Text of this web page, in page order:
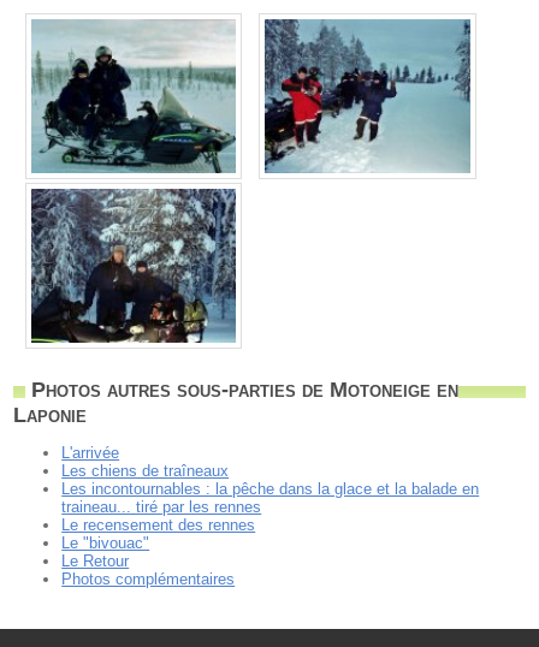
Photos autres sous-parties de Motoneige en
Laponie
L'arrivée
Les chiens de traîneaux
Les incontournables : la pêche dans la glace et la balade en
traineau... tiré par les rennes
Le recensement des rennes
Le "bivouac"
Le Retour
Photos complémentaires